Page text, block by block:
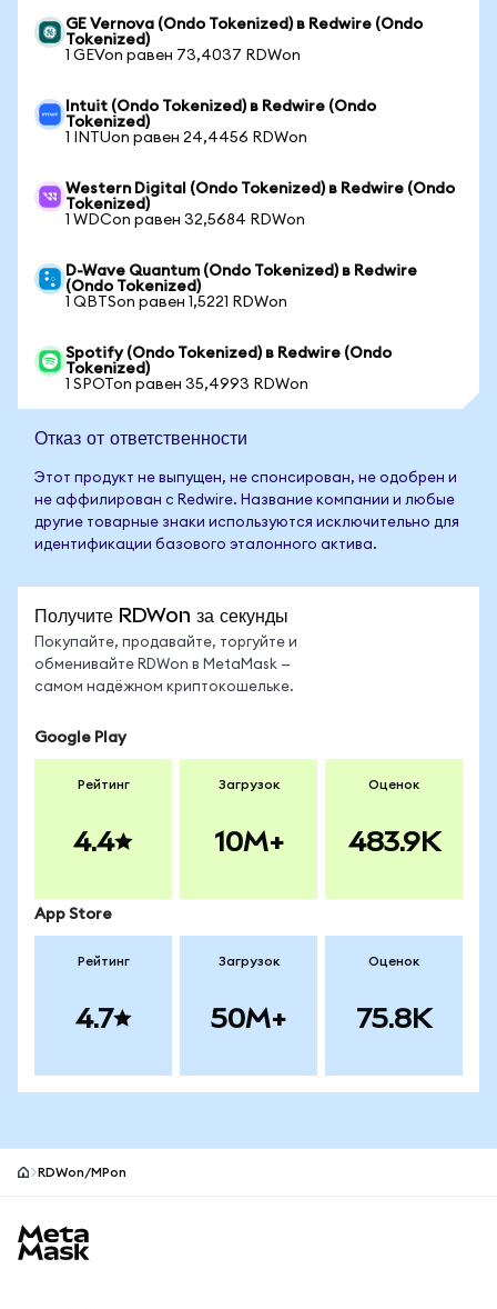
GE Vernova (Ondo Tokenized) в Redwire (Ondo
Tokenized)
1 GEVon равен 73,4037 RDWon
Intuit (Ondo Tokenized) в Redwire (Ondo
Tokenized)
1 INTUon равен 24,4456 RDWon
Western Digital (Ondo Tokenized) в Redwire (Ondo
Tokenized)
1 WDCon равен 32,5684 RDWon
D-Wave Quantum (Ondo Tokenized) в Redwire
(Ondo Tokenized)
1 QBTSon равен 1,5221 RDWon
Spotify (Ondo Tokenized) в Redwire (Ondo
Tokenized)
1 SPOTon равен 35,4993 RDWon
Отказ от ответственности
Этот продукт не выпущен, не спонсирован, не одобрен и
не аффилирован с Redwire. Название компании и любые
другие товарные знаки используются исключительно для
идентификации базового эталонного актива.
Получите RDWon за секунды
Покупайте, продавайте, торгуйте и
обменивайте RDWon в MetaMask —
самом надёжном криптокошельке.
Google Play
Рейтинг
4.4
Загрузок
10M+
Оценок
483.9K
App Store
Рейтинг
4.7
Загрузок
50M+
Оценок
75.8K
RDWon/MPon